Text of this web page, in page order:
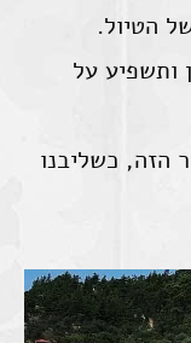
הטיול.
ותשפיע על
הזה, כשליבנו